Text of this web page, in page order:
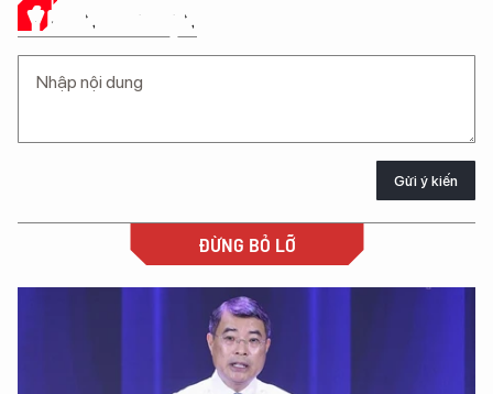
Ý KIẾN CỦA BẠN
Gửi ý kiến
ĐỪNG BỎ LỠ